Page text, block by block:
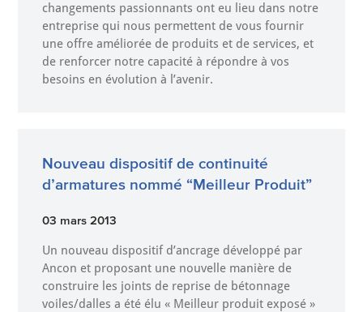
changements passionnants ont eu lieu dans notre
entreprise qui nous permettent de vous fournir
une offre améliorée de produits et de services, et
de renforcer notre capacité à répondre à vos
besoins en évolution à l’avenir.
Nouveau dispositif de continuité
d’armatures nommé “Meilleur Produit”
03 mars 2013
Un nouveau dispositif d’ancrage développé par
Ancon et proposant une nouvelle manière de
construire les joints de reprise de bétonnage
voiles/dalles a été élu « Meilleur produit exposé »